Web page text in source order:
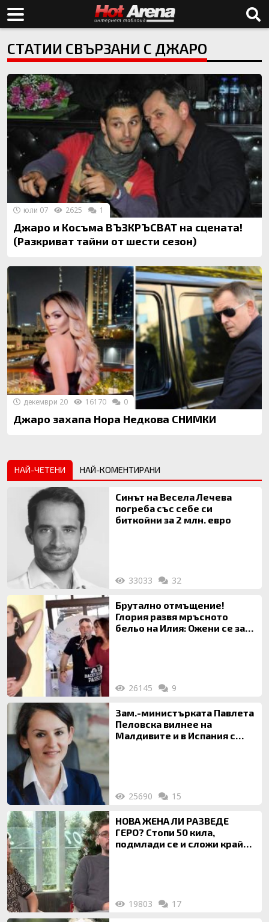
СТАТИИ СВЪРЗАНИ С ДЖАРО
Джаро и Косъма ВЪЗКРЪСВАТ на сцената!
(Разкриват тайни от шести сезон)
юли 07 2625 1
Джаро захапа Нора Недкова СНИМКИ
декември 20 16170 0
НАЙ-ЧЕТЕНИ НАЙ-КОМЕНТИРАНИ
Синът на Весела Лечева
погреба със себе си
биткойни за 2 млн. евро
33033 32
Брутално отмъщение!
Глория развя мръсното
бельо на Илия: Ожени се за
26145 9
Зам.-министърката Павлета
Пеловска вилнее на
Малдивите и в Испания с
25690 15
НОВА ЖЕНА ЛИ РАЗВЕДЕ
ГЕРО? Стопи 50 кила,
подмлади се и сложи край
19803 17